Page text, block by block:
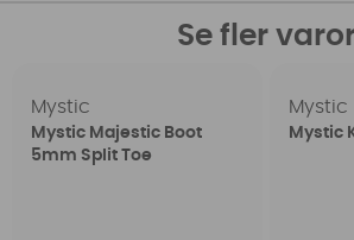
Se fler
Mystic
Mystic Majestic Boot
5mm Split Toe
Mystic
Mystic